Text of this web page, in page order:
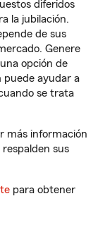
diferidos
la jubilación.
de sus
Genere
opción de
puede ayudar a
se trata
más información
sus
para obtener